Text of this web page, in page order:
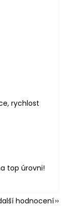
rychlost
top úrovni!
hodnocení